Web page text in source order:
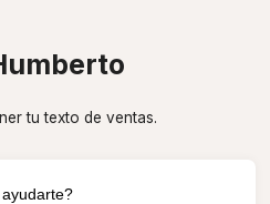
tu texto de ventas.